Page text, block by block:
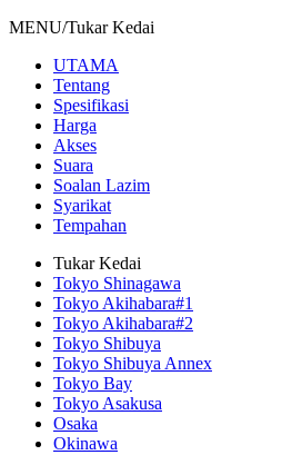
MENU/Tukar Kedai
UTAMA
Tentang
Spesifikasi
Harga
Akses
Suara
Soalan Lazim
Syarikat
Tempahan
Tukar Kedai
Tokyo Shinagawa
Tokyo Akihabara#1
Tokyo Akihabara#2
Tokyo Shibuya
Tokyo Shibuya Annex
Tokyo Bay
Tokyo Asakusa
Osaka
Okinawa